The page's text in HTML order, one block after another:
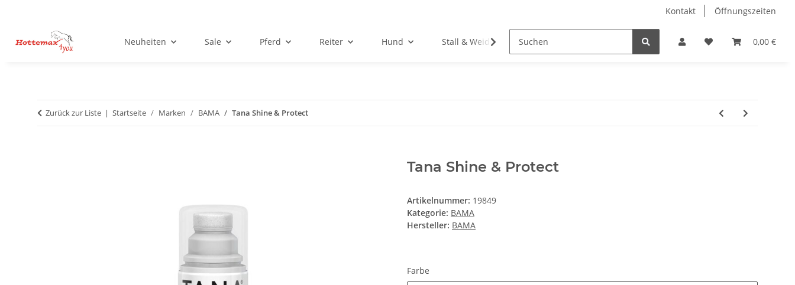
Kontakt Öffnungszeiten
0,00 €
Neuheiten Sale Pferd Reiter Hund Stall & Weide Hobby Horse Dienstleistungen Geschenkartikel &
Zurück zur Liste Startseite Marken BAMA Tana Shine & Protect
Tana Shine & Protect
Artikelnummer: 19849
Kategorie: BAMA
Hersteller: BAMA
Farbe